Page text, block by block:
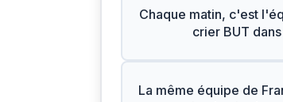
Chaque matin, c'est
crier BUT
La même équipe de